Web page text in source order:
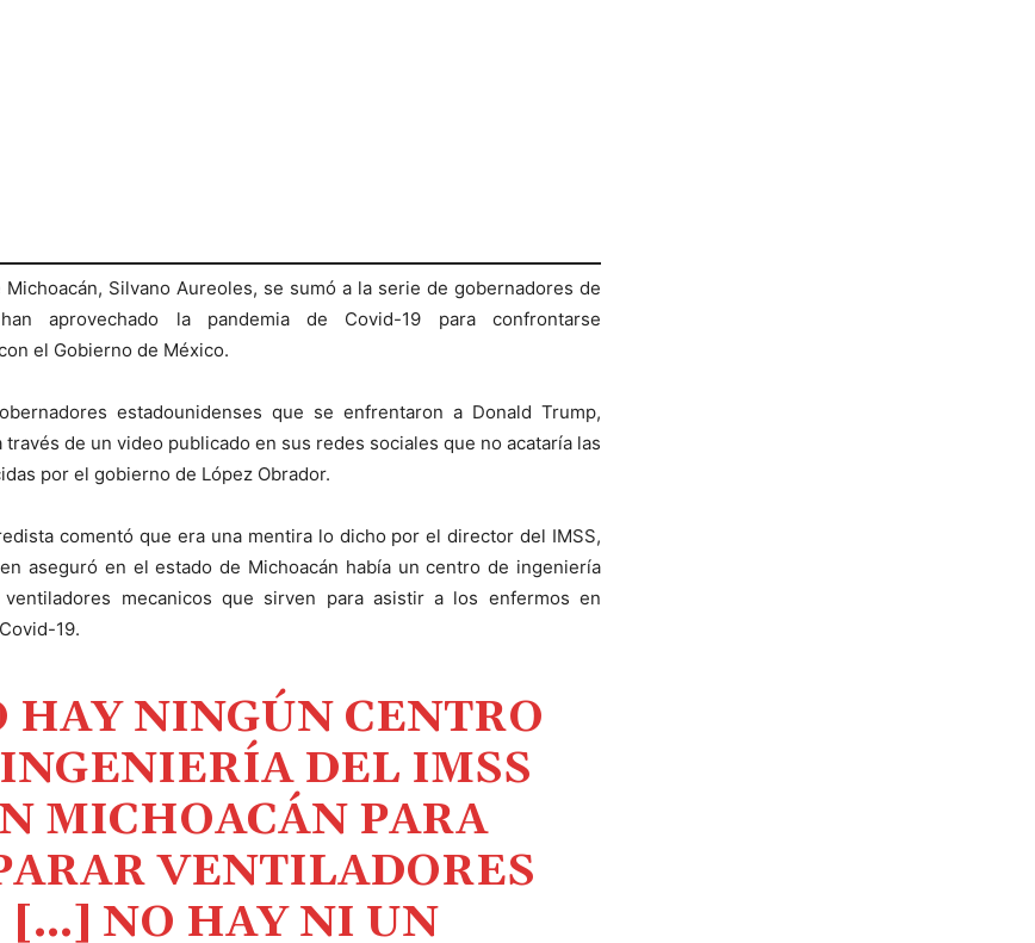
Michoacán, Silvano Aureoles, se sumó a la serie de gobernadores de
aprovechado la pandemia de Covid-19 para confrontarse
el Gobierno de México.
estadounidenses que se enfrentaron a Donald Trump,
de un video publicado en sus redes sociales que no acataría las
por el gobierno de López Obrador.
comentó que era una mentira lo dicho por el director del IMSS,
aseguró en el estado de Michoacán había un centro de ingeniería
mecanicos que sirven para asistir a los enfermos en
19.
HAY NINGÚN CENTRO
DEL IMSS
MICHOACÁN PARA
VENTILADORES
[…] NO HAY NI UN